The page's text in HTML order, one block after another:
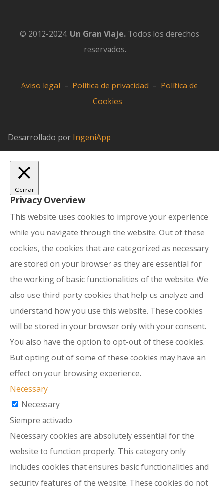
© 2012-2024. Un Gran Viaje. Todos los derechos
reservados.
Aviso legal – Política de privacidad – Política de
Cookies
Desarrollado por IngeniApp
Cerrar
Privacy Overview
This website uses cookies to improve your experience
while you navigate through the website. Out of these
cookies, the cookies that are categorized as necessary
are stored on your browser as they are essential for
the working of basic functionalities of the website. We
also use third-party cookies that help us analyze and
understand how you use this website. These cookies
will be stored in your browser only with your consent.
You also have the option to opt-out of these cookies.
But opting out of some of these cookies may have an
effect on your browsing experience.
Necessary
Necessary
Siempre activado
Necessary cookies are absolutely essential for the
website to function properly. This category only
includes cookies that ensures basic functionalities and
security features of the website. These cookies do not